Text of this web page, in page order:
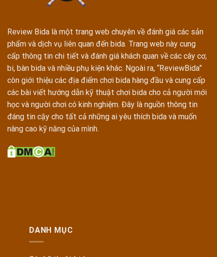
Review Bida là một trang web chuyên về đánh giá các sản
phẩm và dịch vụ liên quan đến bida. Trang web này cung
cấp thông tin chi tiết và đánh giá khách quan về các cây cơ,
bi, bàn bida và nhiều phụ kiện khác. Ngoài ra, “ReviewBida”
còn giới thiệu các địa điểm chơi bida hàng đầu và cung cấp
các bài viết hướng dẫn kỹ thuật chơi bida cho cả người mới
học và người chơi có kinh nghiệm. Đây là nguồn thông tin
đáng tin cậy cho tất cả những ai yêu thích bida và muốn
nâng cao kỹ năng của mình.
DANH MỤC